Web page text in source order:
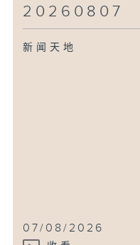
20260807
新闻天地
07/08/2026